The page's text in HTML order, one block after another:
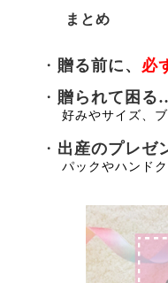
まとめ
・ 贈る前に、 必
・ 贈られて困る
好みやサイズ、
・ 出産のプレゼ
パックやハンド